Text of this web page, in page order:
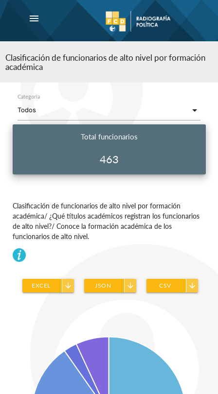
menu
Clasificación de funcionarios de alto nivel por formación
académica
Categoría
Total funcionarios
463
Clasificación de funcionarios de alto nivel por formación
académica/ ¿Qué títulos académicos registran los funcionarios
de alto nivel?/ Conoce la formación académica de los
funcionarios de alto nivel.
arrow_downward
EXCEL arrow_downward
JSON arrow_downward
CSV